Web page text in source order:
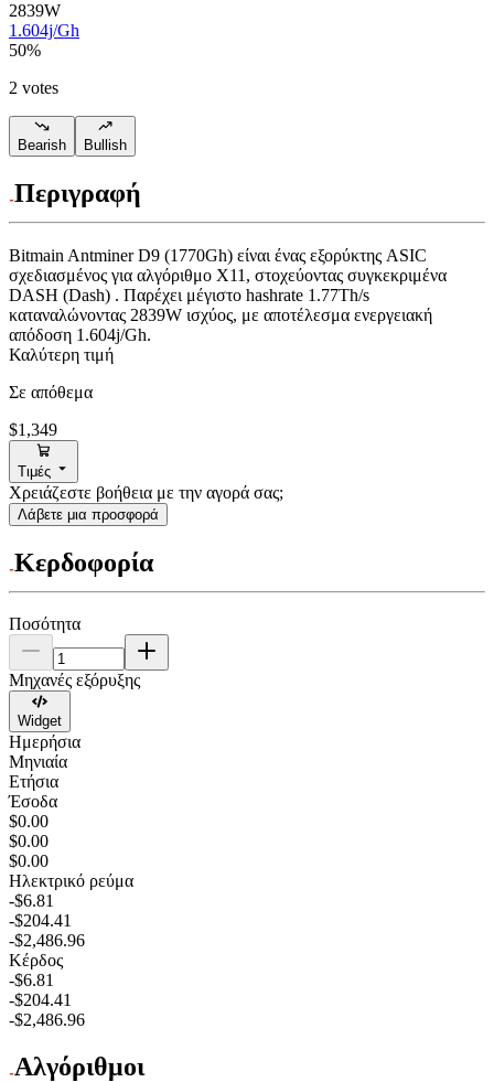
2839W
1.604j/Gh
50%
2 votes
Bearish Bullish
Περιγραφή
Bitmain Antminer D9 (1770Gh) είναι ένας εξορύκτης ASIC
σχεδιασμένος για αλγόριθμο X11 , στοχεύοντας συγκεκριμένα
DASH (Dash) . Παρέχει μέγιστο hashrate 1.77Th/s
καταναλώνοντας 2839W ισχύος, με αποτέλεσμα ενεργειακή
απόδοση 1.604j/Gh.
Καλύτερη τιμή
Σε απόθεμα
$1,349
Τιμές
Χρειάζεστε βοήθεια με την αγορά σας;
Λάβετε μια προσφορά
Κερδοφορία
Ποσότητα
Μηχανές εξόρυξης
Widget
Ημερήσια
Μηνιαία
Ετήσια
Έσοδα
$0.00
$0.00
$0.00
Ηλεκτρικό ρεύμα
-$6.81
-$204.41
-$2,486.96
Κέρδος
-$6.81
-$204.41
-$2,486.96
Αλγόριθμοι